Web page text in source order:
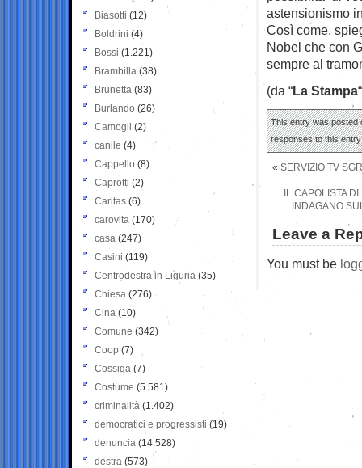
astensionismo
Così come,
Nobel che con
sempre al
(da “La Stampa
This entry was posted
responses to this
« SERVIZIO TV
IL CAPOLISTA
INDAGANO
Leave a
You must be
Biasotti (12)
Boldrini (4)
Bossi (1.221)
Brambilla (38)
Brunetta (83)
Burlando (26)
Camogli (2)
canile (4)
Cappello (8)
Caprotti (2)
Caritas (6)
carovita (170)
casa (247)
Casini (119)
Centrodestra in Liguria (35)
Chiesa (276)
Cina (10)
Comune (342)
Coop (7)
Cossiga (7)
Costume (5.581)
criminalità (1.402)
democratici e progressisti (19)
denuncia (14.528)
destra (573)